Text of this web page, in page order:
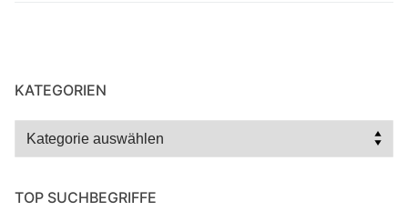
KATEGORIEN
Kategorien
TOP SUCHBEGRIFFE